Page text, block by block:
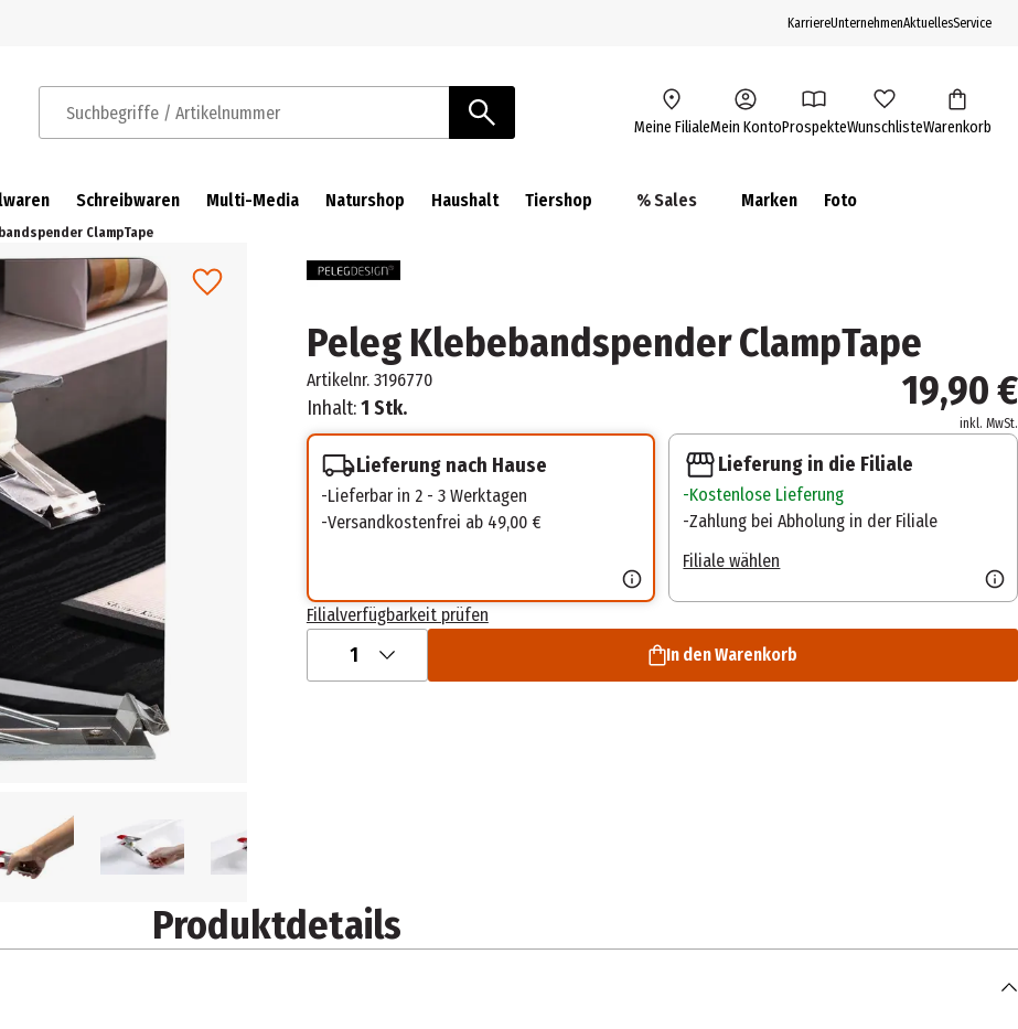
KarriereUnternehmenAktuellesService
Suchbegriffe / Artikelnummer Meine FilialeMein KontoProspekteWunschlisteWarenkorb
Schreibwaren Multi-Media Naturshop Haushalt Tiershop % Sales Marken Foto
ClampTape
Peleg Klebebandspender ClampTape
Artikelnr. 3196770
Inhalt:1 Stk. 19,90 €
inkl. MwSt.
Lieferung nach Hause
Lieferbar in 2 - 3 Werktagen
Versandkostenfrei ab 49,00 €
Lieferung in die Filiale
Kostenlose Lieferung
Zahlung bei Abholung in der Filiale
Filiale wählen
Filialverfügbarkeit prüfen
1 In den Warenkorb
Produktdetails